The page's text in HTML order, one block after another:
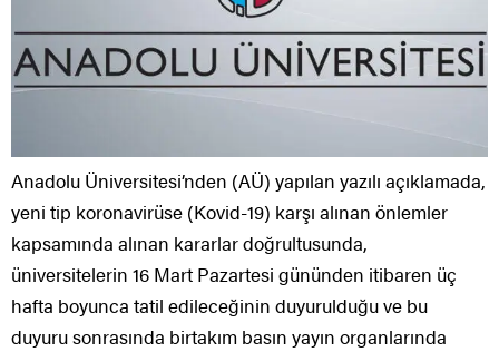
Anadolu Üniversitesi’nden (AÜ) yapılan yazılı açıklamada,
yeni tip koronavirüse (Kovid-19) karşı alınan önlemler
kapsamında alınan kararlar doğrultusunda,
üniversitelerin 16 Mart Pazartesi gününden itibaren üç
hafta boyunca tatil edileceğinin duyurulduğu ve bu
duyuru sonrasında birtakım basın yayın organlarında